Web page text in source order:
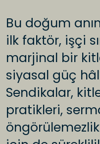
Bu doğum
ilk faktör, işçi
marjinal bir
siyasal güç
Sendikalar,
pratikleri,